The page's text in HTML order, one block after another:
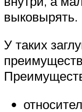
выковырять.
У таких